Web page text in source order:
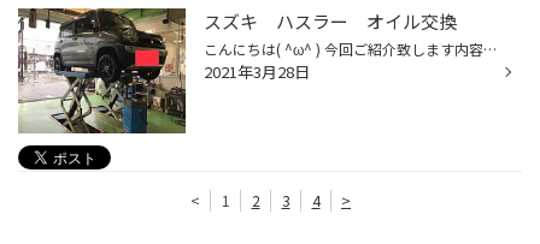
スズキ ハスラー オイル交換
こんにちは( ^ω^ ) 今回ご紹介致します内容は、オイル交換です☆ 車種:ハスラー では、オイルを抜いていきます。 今回ご使用致しますオイルは、 エコクリアです。 オイルを入れ、作業完了です(о´∀`о) ありがとうございました( ^ω^ )
2021年3月28日
< 1 2 3 4 >